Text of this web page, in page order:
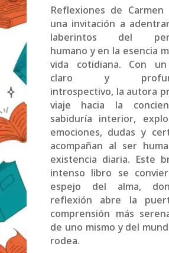
Reflexiones de
una invitación a
laberintos del
humano y en la esencia
vida cotidiana. Con
claro y
introspectivo, la autora
viaje hacia la
sabiduría interior,
emociones, dudas y
acompañan al ser
existencia diaria. Este
intenso libro se
espejo del alma,
reflexión abre la
comprensión más
de uno mismo y del
rodea.